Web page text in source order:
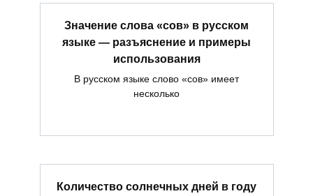
Значение слова «сов» в русском
языке — разъяснение и примеры
использования
В русском языке слово «сов» имеет
несколько
Количество солнечных дней в году